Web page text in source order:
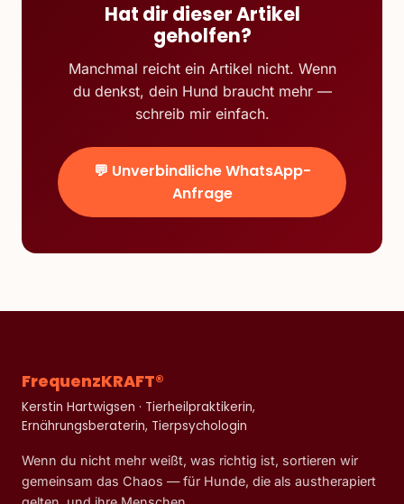
Hat dir dieser Artikel
geholfen?
Manchmal reicht ein Artikel nicht. Wenn
du denkst, dein Hund braucht mehr —
schreib mir einfach.
💬 Unverbindliche WhatsApp-
Anfrage
FrequenzKRAFT®
Kerstin Hartwigsen · Tierheilpraktikerin,
Ernährungsberaterin, Tierpsychologin
Wenn du nicht mehr weißt, was richtig ist, sortieren wir
gemeinsam das Chaos — für Hunde, die als austherapiert